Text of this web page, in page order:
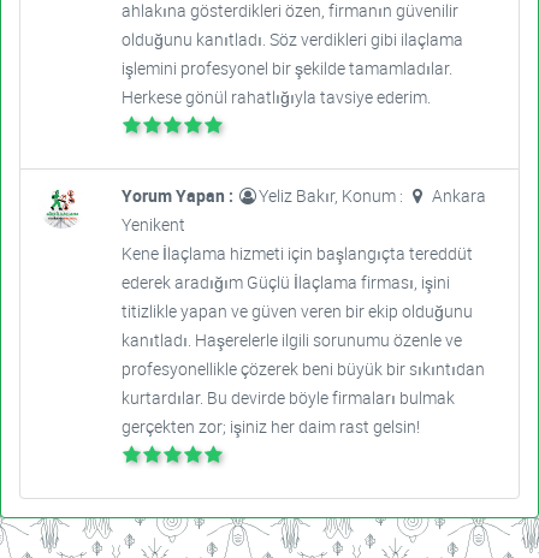
ahlakına gösterdikleri özen, firmanın güvenilir
olduğunu kanıtladı. Söz verdikleri gibi ilaçlama
işlemini profesyonel bir şekilde tamamladılar.
Herkese gönül rahatlığıyla tavsiye ederim.
Yorum Yapan : Yeliz Bakır, Konum :
Ankara
Yenikent
Kene İlaçlama hizmeti için başlangıçta tereddüt
ederek aradığım Güçlü İlaçlama firması, işini
titizlikle yapan ve güven veren bir ekip olduğunu
kanıtladı. Haşerelerle ilgili sorunumu özenle ve
profesyonellikle çözerek beni büyük bir sıkıntıdan
kurtardılar. Bu devirde böyle firmaları bulmak
gerçekten zor; işiniz her daim rast gelsin!